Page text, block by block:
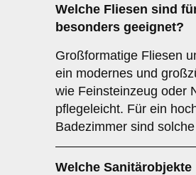
Welche Fliesen sind
besonders geeignet?
Großformatige Fliesen
ein modernes und
wie Feinsteinzeug oder
pflegeleicht. Für ein
Badezimmer sind
Welche Sanitärobjekte